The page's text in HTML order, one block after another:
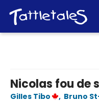
Nicolas fou de
Gilles Tibo , Bruno